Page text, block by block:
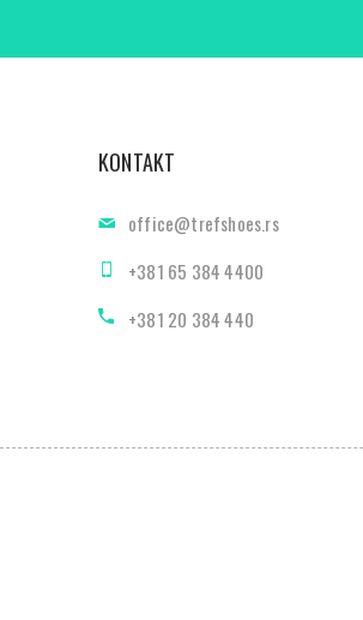
KONTAKT
office@trefshoes.rs
+381 65 384 4400
+381 20 384 440